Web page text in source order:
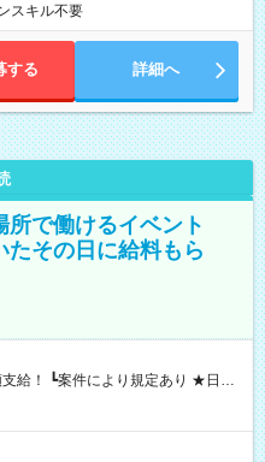
スキル不要
する 詳細へ
所で働けるイベント
その日に給料もら
その日に現金GET♪ お仕事後はコ
ます！ 【試用期間】試